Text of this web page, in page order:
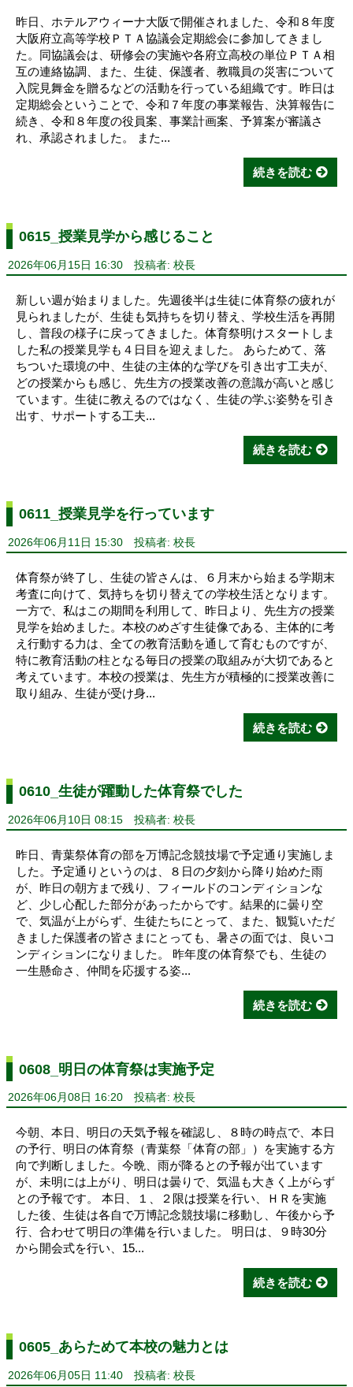
昨日、ホテルアウィーナ大阪で開催されました、令和８年度
大阪府立高等学校ＰＴＡ協議会定期総会に参加してきまし
た。同協議会は、研修会の実施や各府立高校の単位ＰＴＡ相
互の連絡協調、また、生徒、保護者、教職員の災害について
入院見舞金を贈るなどの活動を行っている組織です。昨日は
定期総会ということで、令和７年度の事業報告、決算報告に
続き、令和８年度の役員案、事業計画案、予算案が審議さ
れ、承認されました。 また...
続きを読む
0615_授業見学から感じること
2026年06月15日 16:30 投稿者: 校長
新しい週が始まりました。先週後半は生徒に体育祭の疲れが
見られましたが、生徒も気持ちを切り替え、学校生活を再開
し、普段の様子に戻ってきました。体育祭明けスタートしま
した私の授業見学も４日目を迎えました。 あらためて、落
ちついた環境の中、生徒の主体的な学びを引き出す工夫が、
どの授業からも感じ、先生方の授業改善の意識が高いと感じ
ています。生徒に教えるのではなく、生徒の学ぶ姿勢を引き
出す、サポートする工夫...
続きを読む
0611_授業見学を行っています
2026年06月11日 15:30 投稿者: 校長
体育祭が終了し、生徒の皆さんは、６月末から始まる学期末
考査に向けて、気持ちを切り替えての学校生活となります。
一方で、私はこの期間を利用して、昨日より、先生方の授業
見学を始めました。本校のめざす生徒像である、主体的に考
え行動する力は、全ての教育活動を通して育むものですが、
特に教育活動の柱となる毎日の授業の取組みが大切であると
考えています。本校の授業は、先生方が積極的に授業改善に
取り組み、生徒が受け身...
続きを読む
0610_生徒が躍動した体育祭でした
2026年06月10日 08:15 投稿者: 校長
昨日、青葉祭体育の部を万博記念競技場で予定通り実施しま
した。予定通りというのは、８日の夕刻から降り始めた雨
が、昨日の朝方まで残り、フィールドのコンディションな
ど、少し心配した部分があったからです。結果的に曇り空
で、気温が上がらず、生徒たちにとって、また、観覧いただ
きました保護者の皆さまにとっても、暑さの面では、良いコ
ンディションになりました。 昨年度の体育祭でも、生徒の
一生懸命さ、仲間を応援する姿...
続きを読む
0608_明日の体育祭は実施予定
2026年06月08日 16:20 投稿者: 校長
今朝、本日、明日の天気予報を確認し、８時の時点で、本日
の予行、明日の体育祭（青葉祭「体育の部」）を実施する方
向で判断しました。今晩、雨が降るとの予報が出ています
が、未明には上がり、明日は曇りで、気温も大きく上がらず
との予報です。 本日、１、２限は授業を行い、ＨＲを実施
した後、生徒は各自で万博記念競技場に移動し、午後から予
行、合わせて明日の準備を行いました。 明日は、９時30分
から開会式を行い、15...
続きを読む
0605_あらためて本校の魅力とは
2026年06月05日 11:40 投稿者: 校長